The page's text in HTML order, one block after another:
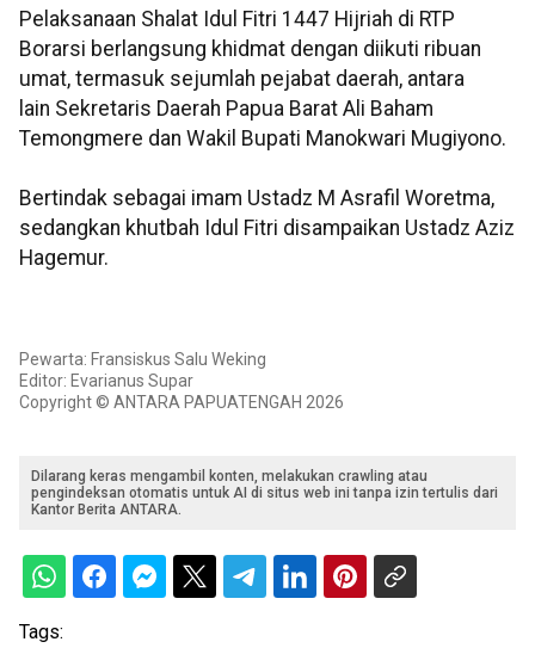
Pelaksanaan Shalat Idul Fitri 1447 Hijriah di RTP
Borarsi berlangsung khidmat dengan diikuti ribuan
umat, termasuk sejumlah pejabat daerah, antara
lain Sekretaris Daerah Papua Barat Ali Baham
Temongmere dan Wakil Bupati Manokwari Mugiyono.
Bertindak sebagai imam Ustadz M Asrafil Woretma,
sedangkan khutbah Idul Fitri disampaikan Ustadz Aziz
Hagemur.
Pewarta: Fransiskus Salu Weking
Editor: Evarianus Supar
Copyright © ANTARA PAPUATENGAH 2026
Dilarang keras mengambil konten, melakukan crawling atau
pengindeksan otomatis untuk AI di situs web ini tanpa izin tertulis dari
Kantor Berita ANTARA.
Tags: